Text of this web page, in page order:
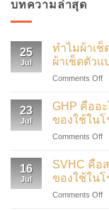
บทความล่าสุด
25
Jul
ทำไมผ้าเช็
ผ้าเช็ดตัวแ
Comments Offon
เ
โ
ถึง
น้
ไ
23
Jul
GHP คืออะ
ของใช้ในโ
Comments Offon
คือ
อ
ต่
จ
16
Jul
SVHC คือ
ของใช้ในโ
Comments Offon